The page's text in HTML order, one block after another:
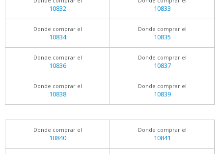
10832 10833
Donde comprar el
10834
Donde comprar el
10835
Donde comprar el
10836
Donde comprar el
10837
Donde comprar el
10838
Donde comprar el
10839
Donde comprar el
10840
Donde comprar el
10841